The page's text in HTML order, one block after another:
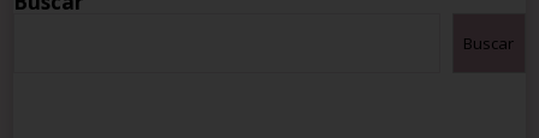
Buscar